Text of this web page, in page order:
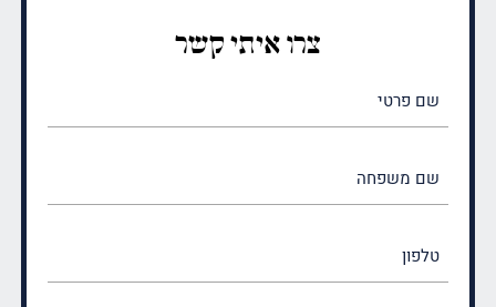
צרו איתי קשר
(חובה)
(חובה)